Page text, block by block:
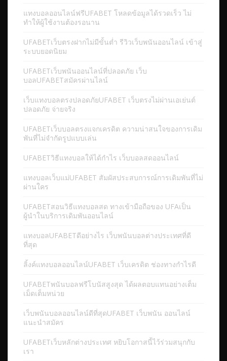
แทงบอลออนไลน์ฟรีUFABET โหลดข้อมูลได้รวดเร็ว ไม่
ทำให้ผู้ใช้งานต้องรอนาน
UFABETเว็บตรงฝากไม่มีขั้นต่ำ รีวิวเว็บพนันออนไลน์ เข้าสู่
ระบบยอดนิยม
UFABETเว็บพนันออนไลน์ที่ปลอดภัย เว็บ
บอลUFABETสมัครผ่านไลน์
เว็บแทงบอลตรงปลอดภัยUFABET เว็บตรงไม่ผ่านเอเย่นต์
ปลอดภัย จ่ายจริง
UFABETเว็บบอลตรงแจกเครดิต ความน่าสนใจของการเดิม
พันที่ไม่จำกัดรูปแบบเล่น
UFABETวิธีแทงบอลให้ได้กำไร เว็บบอลสดออนไลน์
แทงบอลเว็บแม่UFABET สัมผัสประสบการณ์การเดิมพันที่ไม่
ผ่านใคร
UFABETสอนวิธีแทงบอลสด ทางเข้ามือถือของ UFAเป็น
ผู้นำในบริการเดิมพันออนไลน์
แทงบอลUFABETดีอย่างไร เว็บพนันบอลต่างประเทศที่ดี
ที่สุด
ลิ้งค์แทงบอลออนไลน์UFABET เว็บเครดิต ช่องทางกำไรดี
UFABETพนันบอลฟรีโบนัสสูงสุด ได้ผลตอบแทนอย่างเต็ม
เม็ดเต็มหน่วย
เว็บพนันบอลออนไลน์ดีที่สุดUFABET เว็บพนัน ออนไลน์
แนะนำสมัคร
UFABETเว็บหลักต่างประเทศ หยิบโอกาสนี้ไว้ร่วมสนุกกับ
เรา